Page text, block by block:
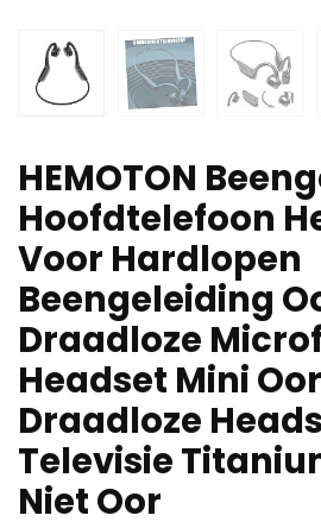
HEMOTON
Hoofdtelefoon
Voor Hardlopen
Beengeleiding
Draadloze
Headset Mini
Draadloze
Televisie
Niet Oor